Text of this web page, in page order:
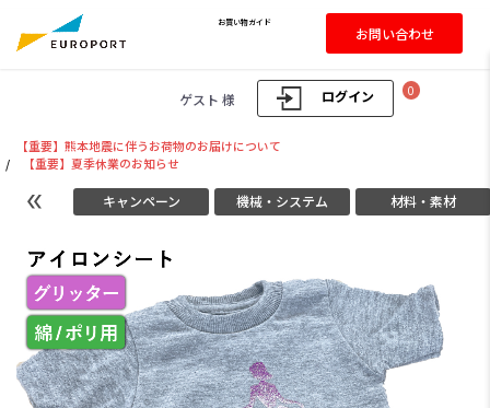
ログイン
ゲスト 様 0
お買い物ガイド
お問い合わせ
【重要】熊本地震に伴うお荷物のお届けについて
/
【重要】夏季休業のお知らせ
キャンペーン 機械・システム 材料・素材